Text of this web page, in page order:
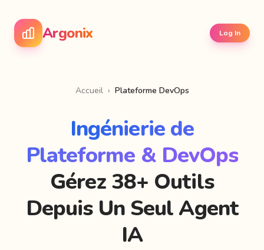
Argonix Log In
Accueil › Plateforme DevOps
Ingénierie de
Plateforme & DevOps
Gérez 38+ Outils
Depuis Un Seul Agent
IA